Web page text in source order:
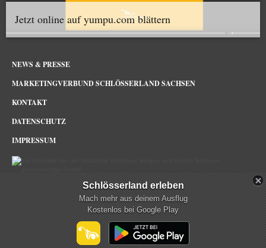
Jetzt online auf yumpu.com blättern
NEWS & PRESSE
MARKETINGVERBUND SCHLÖSSERLAND SACHSEN
KONTAKT
DATENSCHUTZ
IMPRESSUM
Schlösserland Sachsen im Netz
Schlösserland erleben
Mach mehr aus deinem Ausflug
Kostenlos bei Google Play
mehr